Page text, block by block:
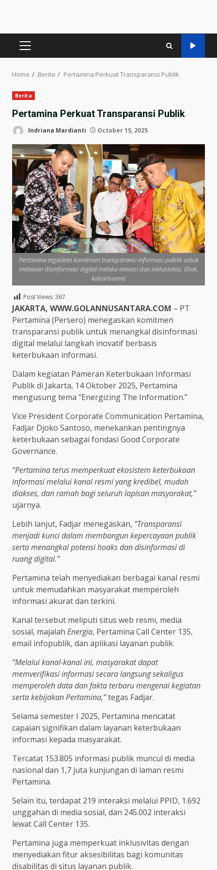
PRIMARY
Home Berita Pertamina Perkuat Transparansi Publik
Berita
Pertamina Perkuat Transparansi Publik
Indriana Mardianti October 15, 2025
Pertamina tegaskan komitmen transparansi informasi publik untuk
melawan disinformasi digital melalui inovasi dan inklusivitas. (Dok.
kabarbumn)
Post Views: 367
JAKARTA, WWW.GOLANNUSANTARA.COM – PT
Pertamina (Persero) menegaskan komitmen
transparansi publik untuk menangkal disinformasi
digital melalui langkah inovatif berbasis
keterbukaan informasi.
Dalam kegiatan Pameran Keterbukaan Informasi
Publik di Jakarta, 14 Oktober 2025, Pertamina
mengusung tema “Energizing The Information.”
Vice President Corporate Communication Pertamina,
Fadjar Djoko Santoso, menekankan pentingnya
keterbukaan sebagai fondasi Good Corporate
Governance.
“Pertamina terus memperkuat ekosistem keterbukaan
informasi melalui kanal resmi yang kredibel, mudah
diakses, dan ramah bagi seluruh lapisan masyarakat,”
ujarnya.
Lebih lanjut, Fadjar menegaskan, “Transparansi
menjadi kunci dalam membangun kepercayaan publik
serta menangkal potensi hoaks dan disinformasi di
ruang digital.”
Pertamina telah menyediakan berbagai kanal resmi
untuk memudahkan masyarakat memperoleh
informasi akurat dan terkini.
Kanal tersebut meliputi situs web resmi, media
sosial, majalah Energia, Pertamina Call Center 135,
email infopublik, dan aplikasi layanan publik.
“Melalui kanal-kanal ini, masyarakat dapat
memverifikasi informasi secara langsung sekaligus
memperoleh data dan fakta terbaru mengenai kegiatan
serta kebijakan Pertamina,”tegas Fadjar.
Selama semester I 2025, Pertamina mencatat
capaian signifikan dalam layanan keterbukaan
informasi kepada masyarakat.
Tercatat 153.805 informasi publik muncul di media
nasional dan 1,7 juta kunjungan di laman resmi
Pertamina.
Selain itu, terdapat 219 interaksi melalui PPID, 1.692
unggahan di media sosial, dan 245.002 interaksi
lewat Call Center 135.
Pertamina juga memperkuat inklusivitas dengan
menyediakan fitur aksesibilitas bagi komunitas
disabilitas di situs layanan publik.